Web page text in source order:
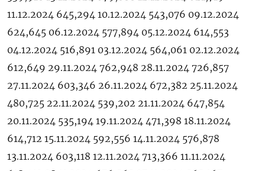
11.12.2024 645,294 10.12.2024 543,076 09.12.2024
624,645 06.12.2024 577,894 05.12.2024 614,553
04.12.2024 516,891 03.12.2024 564,061 02.12.2024
612,649 29.11.2024 762,948 28.11.2024 726,857
27.11.2024 603,346 26.11.2024 672,382 25.11.2024
480,725 22.11.2024 539,202 21.11.2024 647,854
20.11.2024 535,194 19.11.2024 471,398 18.11.2024
614,712 15.11.2024 592,556 14.11.2024 576,878
13.11.2024 603,118 12.11.2024 713,366 11.11.2024